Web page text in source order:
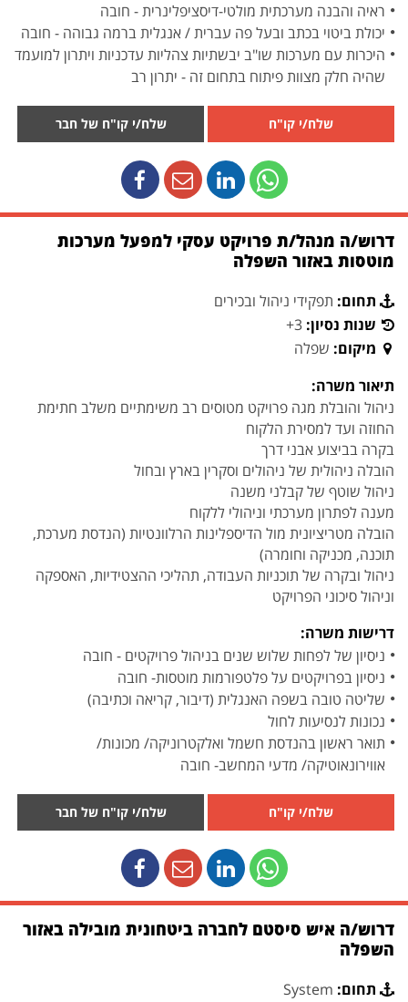
ראיה והבנה מערכתית מולטי-דיסציפלינרית - חובה
יכולת ביטוי בכתב ובעל פה עברית / אנגלית ברמה גבוהה - חובה
היכרות עם מערכות שו"ב יבשתיות צהליות עדכניות ויתרון למועמד
שהיה חלק מצוות פיתוח בתחום זה - יתרון רב
שלח/י קו"ח שלח/י קו"ח של חבר
דרוש/ה מנהל/ת פרויקט עסקי למפעל מערכות
מוטסות באזור השפלה
תחום: תפקידי ניהול ובכירים
שנות נסיון: 3+
מיקום: שפלה
תיאור משרה:
ניהול והובלת מגה פרויקט מטוסים רב משימתיים משלב חתימת
החוזה ועד למסירת הלקוח
בקרה בביצוע אבני דרך
הובלה ניהולית של ניהולים וסקרין בארץ ובחול
ניהול שוטף של קבלני משנה
מענה לפתרון מערכתי וניהולי ללקוח
הובלה מטריציונית מול הדיספלינות הרלוונטיות (הנדסת מערכת,
תוכנה, מכניקה וחומרה)
ניהול ובקרה של תוכניות העבודה, תהליכי ההצטידיות, האספקה
וניהול סיכוני הפרויקט
דרישות משרה:
ניסיון של לפחות שלוש שנים בניהול פרויקטים - חובה
ניסיון בפרויקטים על פלטפורמות מוטסות- חובה
שליטה טובה בשפה האנגלית (דיבור, קריאה וכתיבה)
נכונות לנסיעות לחול
תואר ראשון בהנדסת חשמל ואלקטרוניקה/ מכונות/
אווירונאוטיקה/ מדעי המחשב- חובה
שלח/י קו"ח שלח/י קו"ח של חבר
דרוש/ה איש סיסטם לחברה ביטחונית מובילה באזור
השפלה
תחום: System